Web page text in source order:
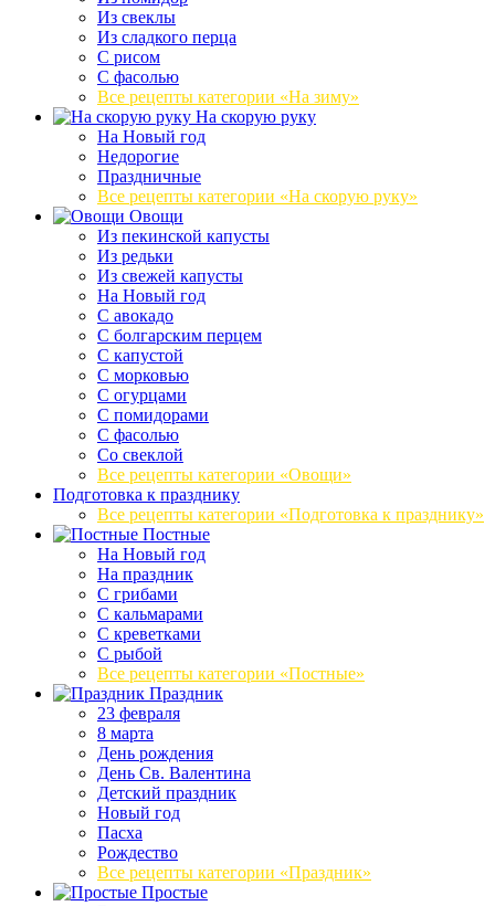
Из свеклы
Из сладкого перца
С рисом
С фасолью
Все рецепты категории «На зиму»
На скорую руку
На Новый год
Недорогие
Праздничные
Все рецепты категории «На скорую руку»
Овощи
Из пекинской капусты
Из редьки
Из свежей капусты
На Новый год
С авокадо
С болгарским перцем
С капустой
С морковью
С огурцами
С помидорами
С фасолью
Со свеклой
Все рецепты категории «Овощи»
Подготовка к празднику
Все рецепты категории «Подготовка к празднику»
Постные
На Новый год
На праздник
С грибами
С кальмарами
С креветками
С рыбой
Все рецепты категории «Постные»
Праздник
23 февраля
8 марта
День рождения
День Св. Валентина
Детский праздник
Новый год
Пасха
Рождество
Все рецепты категории «Праздник»
Простые